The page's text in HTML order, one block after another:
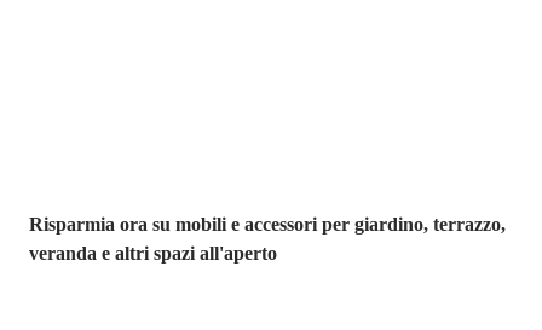
Risparmia ora su mobili e accessori per giardino, terrazzo,
veranda e altri spazi all'aperto